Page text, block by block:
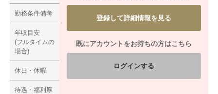
勤務条件備考
年収目安
(フルタイムの
場合)
休日・休暇
待遇・福利厚
登録して詳細情報を見る
既にアカウントをお持ちの方はこちら
ログインする